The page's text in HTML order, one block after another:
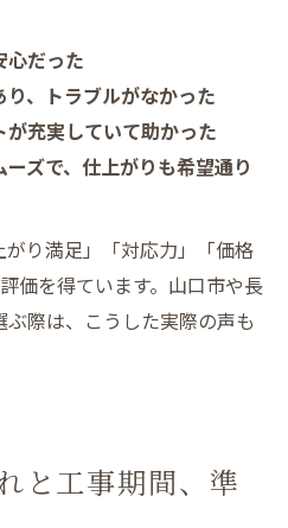
心だった
、トラブルがなかった
充実していて助かった
ズで、仕上がりも希望通り
り満足」「対応力」「価格
価を得ています。山口市や長
際は、こうした実際の声も
と工事期間、準